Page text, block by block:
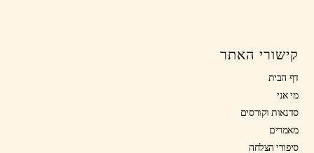
קישורי האתר
דף הבית
מי אני
סדנאות וקורסים
מאמרים
סיפורי הצלחה